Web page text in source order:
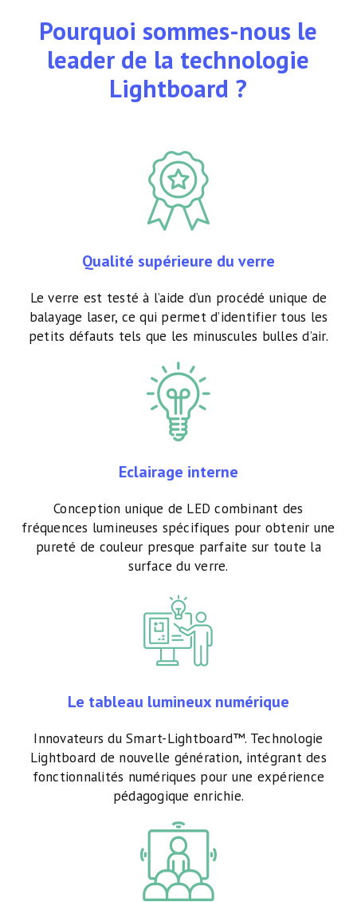
Pourquoi sommes-nous le
leader de la technologie
Lightboard ?
Qualité supérieure du verre
Le verre est testé à l’aide d’un procédé unique de
balayage laser, ce qui permet d’identifier tous les
petits défauts tels que les minuscules bulles d’air.
Eclairage interne
Conception unique de LED combinant des
fréquences lumineuses spécifiques pour obtenir une
pureté de couleur presque parfaite sur toute la
surface du verre.
Le tableau lumineux numérique
Innovateurs du Smart-Lightboard™. Technologie
Lightboard de nouvelle génération, intégrant des
fonctionnalités numériques pour une expérience
pédagogique enrichie.